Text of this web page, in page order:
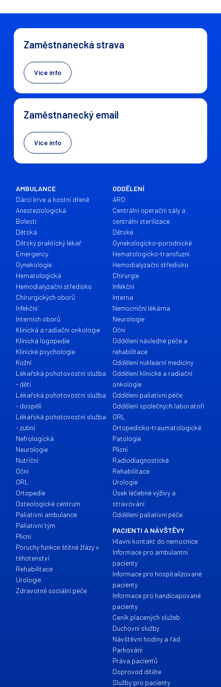
Zaměstnanecká strava
Více info
Zaměstnanecký email
Více info
AMBULANCE
Dárci krve a kostní dřeně
Anesteziologická
Bolesti
Dětská
Dětský praktický lékař
Emergency
Gynekologie
Hematologická
Hemodialyzační středisko
Chirurgických oborů
Infekční
Interních oborů
Klinická a radiační onkologie
Klinická logopedie
Klinické psychologie
Kožní
Lékařská pohotovostní služba
- děti
Lékařská pohotovostní služba
- dospělí
Lékařská pohotovostní služba
- zubní
Nefrologická
Neurologie
Nutriční
Oční
ORL
Ortopedie
Osteologické centrum
Paliativní ambulance
Paliativní tým
Plicní
Poruchy funkce štítné žlázy v
těhotenství
Rehabilitace
Urologie
Zdravotně sociální péče
ODDĚLENÍ
ARO
Centrální operační sály a
centrální sterilizace
Dětské
Gynekologicko-porodnické
Hematologicko-transfuzní
Hemodialyzační středisko
Chirurgie
Infekční
Interna
Nemocniční lékárna
Neurologie
Oční
Oddělení následné péče a
rehabilitace
Oddělení nukleární medicíny
Oddělení klinické a radiační
onkologie
Oddělení paliativní péče
Oddělení společných laboratoří
ORL
Ortopedicko-traumatologické
Patologie
Plicní
Radiodiagnostické
Rehabilitace
Urologie
Úsek léčebné výživy a
stravování
Oddělení paliativní péče
PACIENTI A NÁVŠTĚVY
Hlavní kontakt do nemocnice
Informace pro ambulantní
pacienty
Informace pro hospitalizované
pacienty
Informace pro handicapované
pacienty
Ceník placených služeb
Duchovní služby
Návštěvní hodiny a řád
Parkování
Práva pacientů
Doprovod dítěte
Služby pro pacienty